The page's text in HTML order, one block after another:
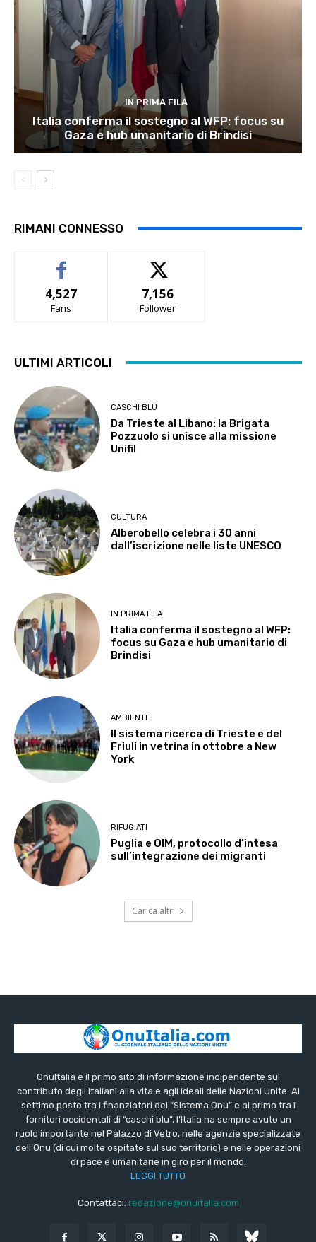
IN PRIMA FILA
Italia conferma il sostegno al WFP: focus su
Gaza e hub umanitario di Brindisi
RIMANI CONNESSO
4,527
Fans
7,156
Follower
ULTIMI ARTICOLI
CASCHI BLU
Da Trieste al Libano: la Brigata
Pozzuolo si unisce alla missione
Unifil
CULTURA
Alberobello celebra i 30 anni
dall’iscrizione nelle liste UNESCO
IN PRIMA FILA
Italia conferma il sostegno al WFP:
focus su Gaza e hub umanitario di
Brindisi
AMBIENTE
Il sistema ricerca di Trieste e del
Friuli in vetrina in ottobre a New
York
RIFUGIATI
Puglia e OIM, protocollo d’intesa
sull’integrazione dei migranti
Carica altri
OnuItalia è il primo sito di informazione indipendente sul
contributo degli italiani alla vita e agli ideali delle Nazioni Unite. Al
settimo posto tra i finanziatori del “Sistema Onu” e al primo tra i
fornitori occidentali di “caschi blu”, l’Italia ha sempre avuto un
ruolo importante nel Palazzo di Vetro, nelle agenzie specializzate
dell’Onu (di cui molte ospitate sul suo territorio) e nelle operazioni
di pace e umanitarie in giro per il mondo.
LEGGI TUTTO
Contattaci: redazione@onuitalia.com